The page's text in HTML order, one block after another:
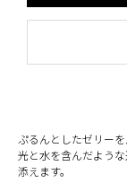
ぷるんとしたゼリー
光と水を含んだよう
添えます。